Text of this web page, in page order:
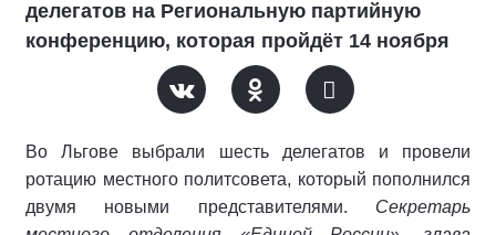
делегатов на Региональную партийную
конференцию, которая пройдёт 14 ноября
Во Льгове выбрали шесть делегатов и провели
ротацию местного политсовета, который пополнился
двумя новыми представителями. Секретарь